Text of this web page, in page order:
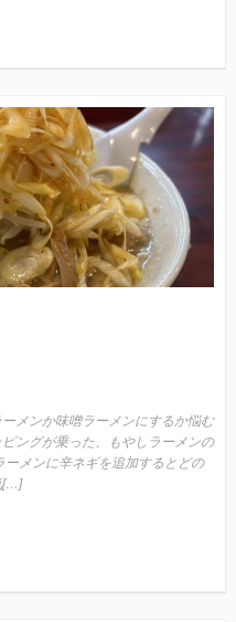
メンか味噌ラーメンにするか悩む
ングが乗った、もやしラーメンの
メンに辛ネギを追加するとどの
[…]